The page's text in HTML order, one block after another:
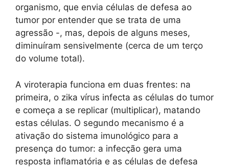
organismo, que envia células de defesa ao
tumor por entender que se trata de uma
agressão -, mas, depois de alguns meses,
diminuíram sensivelmente (cerca de um terço
do volume total).
A viroterapia funciona em duas frentes: na
primeira, o zika vírus infecta as células do tumor
e começa a se replicar (multiplicar), matando
estas células. O segundo mecanismo é a
ativação do sistema imunológico para a
presença do tumor: a infecção gera uma
resposta inflamatória e as células de defesa